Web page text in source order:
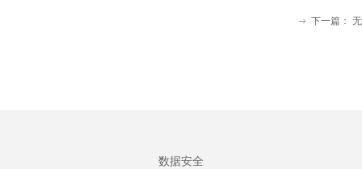
ꁹ 下一篇： 无
数据安全